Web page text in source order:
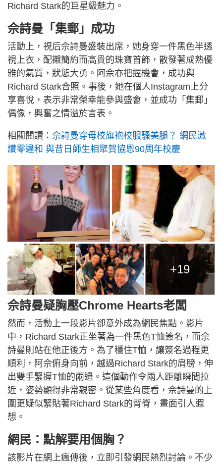
Richard Stark的巨星級魅力。
佘詩曼「集郵」成功
活動上，視后佘詩曼盛裝出席，她身穿一件黑色半透
視上衣，配襯簡約而高貴的珠寶首飾，散發著成熟優
雅的氣質，狀態大勇。阿佘亦把握機會，成功與
Richard Stark合照。事後，她在個人Instagram上分
享喜悅，表示非常榮幸能參與盛會，並成功「集郵」
偶像，興奮之情溢於言表。
相關閱讀： 佘詩曼穿母校旗袍校服騷美腿？ 網民激
讚零違和 與昔日師生相聚賀協恩90周年校慶
+19
佘詩曼疑胸壓Chrome Hearts老闆
然而，活動上一段影片卻意外成為網民焦點。影片
中，Richard Stark正坐著為一件黑色T恤簽名，而佘
詩曼則站在他正後方。為了穩住T恤，讓簽名過程更
順利，阿佘俯身向前，越過Richard Stark的肩膀，伸
出雙手緊握T恤的兩邊。這個動作令兩人距離瞬間拉
近，姿勢顯得非常親密。從某些角度看，佘詩曼的上
圍更疑似緊貼著Richard Stark的背脊，畫面引人遐
想。
網民：點解要用個胸？
該影片在網上瘋傳後，立即引發網民熱烈討論。不少